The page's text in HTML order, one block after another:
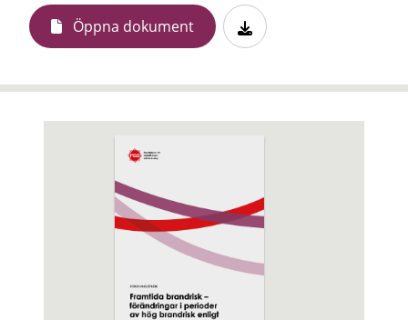
Öppna dokument